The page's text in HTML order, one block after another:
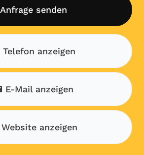
Anfrage senden
Telefon anzeigen
E-Mail anzeigen
Website anzeigen